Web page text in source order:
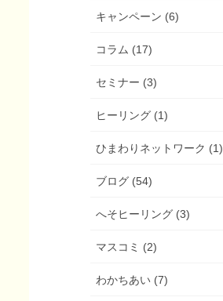
キャンペーン (6)
コラム (17)
セミナー (3)
ヒーリング (1)
ひまわりネットワーク (1)
ブログ (54)
へそヒーリング (3)
マスコミ (2)
わかちあい (7)